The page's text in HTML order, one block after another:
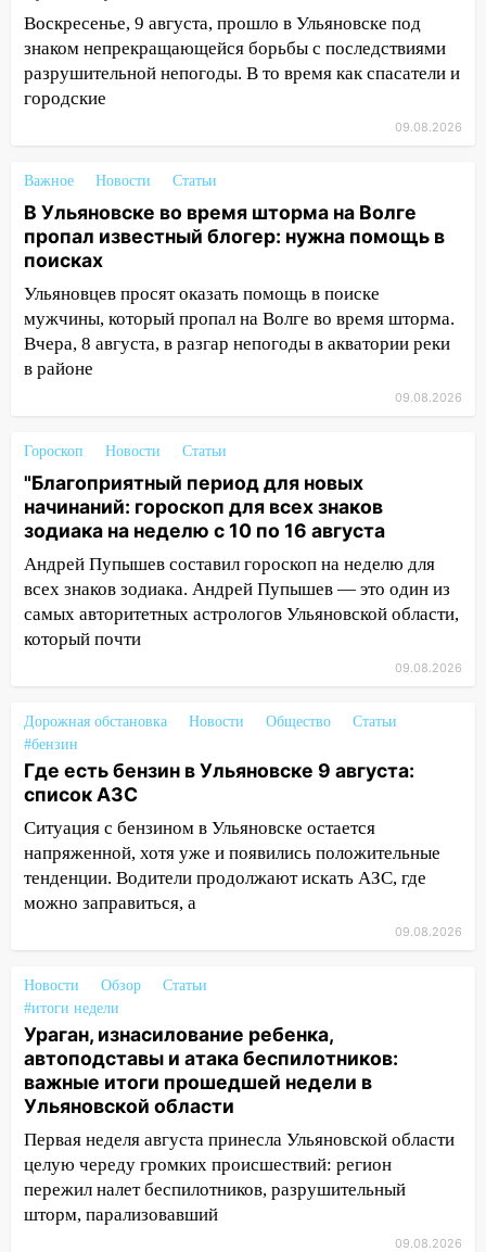
крупный град
12:11 Где есть бензин в Ульяновске 9
августа: список АЗС
Ульяновске
11:00 В Ульяновской области люди в
СНТ сидят без света
10:13 Прокуратура подвела итоги
недели в Ульяновской области
09:18 Из-за ливня заблокировано
движение трамваев в Ульяновске
важные итоги прошедшей недели в
Ульяновской области
08:20 В Ульяновске восстановили
трамвайную и троллейбусную
инфраструктуру после шторма
08:19 Внимание! В Цильнинском районе
пропал 67-летний мужчина
На Ульяновск снова надвигается
07:30
означают классы бензина и можно ли
заливать «старое» топливо в
06:30 Какая погода будет в Ульяновской
области днем 9 августа
05:05
День, когда всё может
измениться: гороскоп на 9 августа —
упустить
08.08.2026
20:10 Во время урагана в Ульяновске на
Волге перевернулась лодка
19:55 В Ульяновске упавшее дерево
заблокировало в машине двух женщин
17:15 В Ульяновской области
ремонтируют девять мостов: один уже
готов, ещё два — почти завершены
Воскресенье, 9 августа, прошло в Ульяновске под
знаком непрекращающейся борьбы с последствиями
разрушительной непогоды. В то время как спасатели и
городские
09.08.2026
Важное Новости Статьи
В Ульяновске во время шторма на Волге
пропал известный блогер: нужна помощь в
поисках
Ульяновцев просят оказать помощь в поиске
мужчины, который пропал на Волге во время шторма.
Вчера, 8 августа, в разгар непогоды в акватории реки
в районе
09.08.2026
Гороскоп Новости Статьи
"Благоприятный период для новых
начинаний: гороскоп для всех знаков
зодиака на неделю с 10 по 16 августа
Андрей Пупышев составил гороскоп на неделю для
всех знаков зодиака. Андрей Пупышев — это один из
самых авторитетных астрологов Ульяновской области,
который почти
09.08.2026
Дорожная обстановка Новости Общество
Статьи
#бензин
Где есть бензин в Ульяновске 9 августа:
список АЗС
Ситуация с бензином в Ульяновске остается
напряженной, хотя уже и появились положительные
тенденции. Водители продолжают искать АЗС, где
можно заправиться, а
09.08.2026
Новости Обзор
Статьи
#итоги недели
Ураган, изнасилование ребенка,
автоподставы и атака беспилотников:
важные итоги прошедшей недели в
Ульяновской области
Первая неделя августа принесла Ульяновской области
целую череду громких происшествий: регион
пережил налет беспилотников, разрушительный
шторм, парализовавший
09.08.2026